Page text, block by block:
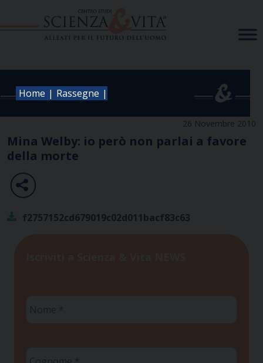
Home | Rassegne |
26 Novembre 2010
Mina Welby: io però non parlai a favore
della morte
f2757152cd679019c02d011bacf83c63